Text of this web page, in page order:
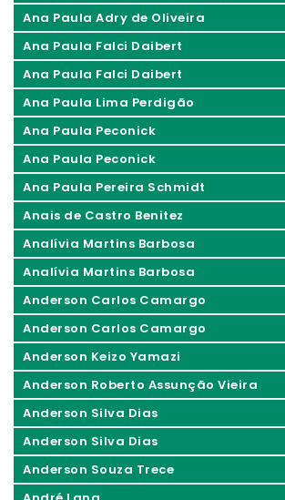
Ana Paula Adry de Oliveira
Ana Paula Falci Daibert
Ana Paula Falci Daibert
Ana Paula Lima Perdigão
Ana Paula Peconick
Ana Paula Peconick
Ana Paula Pereira Schmidt
Anais de Castro Benitez
Analívia Martins Barbosa
Analívia Martins Barbosa
Anderson Carlos Camargo
Anderson Carlos Camargo
Anderson Keizo Yamazi
Anderson Roberto Assunção Vieira
Anderson Silva Dias
Anderson Silva Dias
Anderson Souza Trece